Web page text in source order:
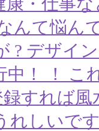
んて悩ん
? デザイ
中！ ！ こ
録すれば
れしいで